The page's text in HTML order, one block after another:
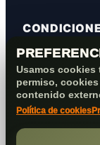
Usamos cookies
permiso,
contenido
Política de cookies
GARANTÍAS
PROTECCIÓN
FORMAS DE